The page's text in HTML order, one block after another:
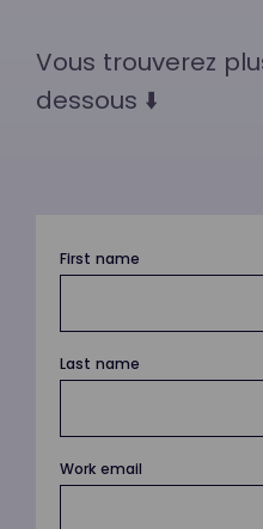
Vous trouverez
dessous ⬇️
First name
Last name
Work email